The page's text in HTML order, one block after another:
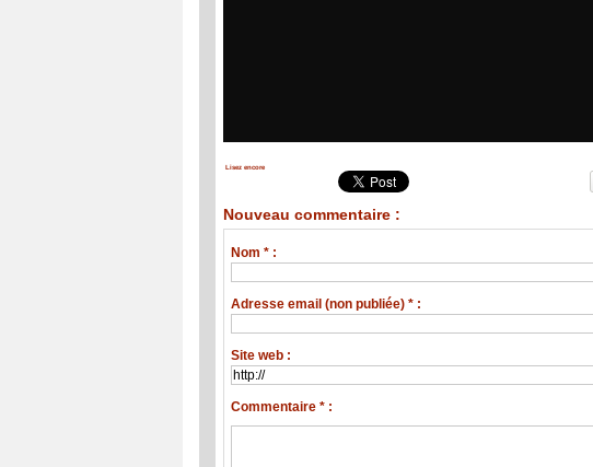
Lisez encore
Nouveau commentaire :
Nom * :
Adresse email (non publiée) * :
Site web :
Commentaire * :